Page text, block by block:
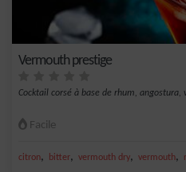
Vermouth prestige
Cocktail corsé à base de rhum, angostura,
Facile
citron, bitter, vermouth dry, vermouth,